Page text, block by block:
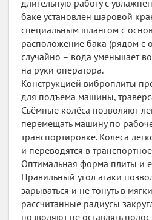
длительную работу с
баке установлен шаровой
специальным шлангом с
расположение бака (рядом с
случайно – вода уменьшает
на руки оператора.
Конструкцией виброплиты
для подъёма машины,
Съёмные колёса позволяют
перемещать машину по
транспортировке. Колёса
и переводятся в
Оптимальная форма плиты и
Правильный угол атаки
зарываться и не тонуть в
рассчитанные радиусы
позволяют не оставлять